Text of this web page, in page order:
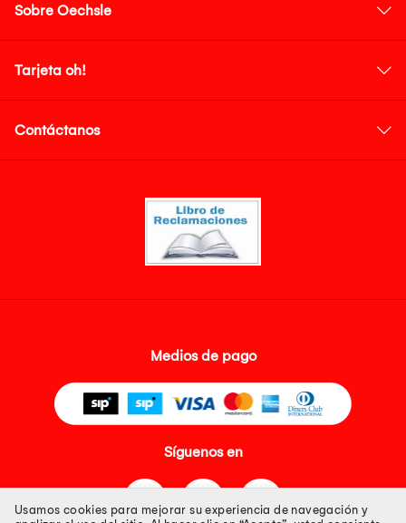
Sobre Oechsle
Tarjeta oh!
Contáctanos
Medios de pago
Síguenos en
Usamos cookies para mejorar su experiencia de navegación y